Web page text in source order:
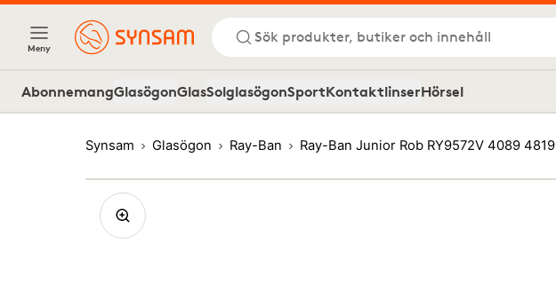
Meny
Sök produkter, butiker och innehåll
AbonnemangGlasögonGlasSolglasögonSportKontaktlinserHörsel
Synsam Glasögon Ray-Ban Ray-Ban Junior Rob RY9572V 4089 4819